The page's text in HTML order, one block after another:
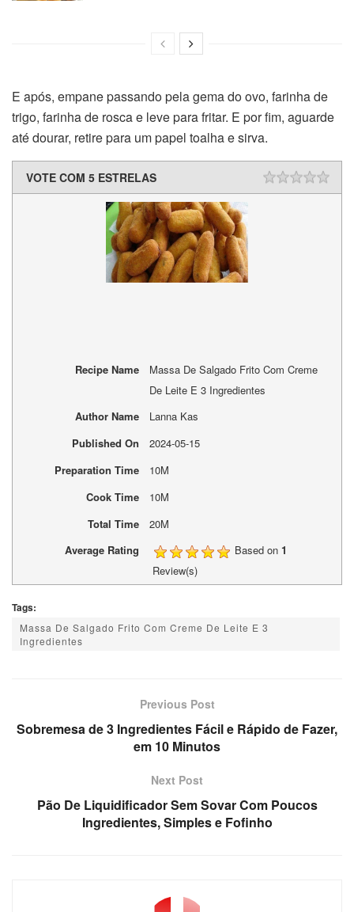
E após, empane passando pela gema do ovo, farinha de
trigo, farinha de rosca e leve para fritar. E por fim, aguarde
até dourar, retire para um papel toalha e sirva.
VOTE COM 5 ESTRELAS
Recipe Name
Massa De Salgado Frito Com Creme
De Leite E 3 Ingredientes
Author Name
Lanna Kas
Published On
2024-05-15
Preparation Time
10M
Cook Time
10M
Total Time
20M
Average Rating
Based on 1
Review(s)
Tags:
Massa De Salgado Frito Com Creme De Leite E 3
Ingredientes
Previous Post
Sobremesa de 3 Ingredientes Fácil e Rápido de Fazer,
em 10 Minutos
Next Post
Pão De Liquidificador Sem Sovar Com Poucos
Ingredientes, Simples e Fofinho